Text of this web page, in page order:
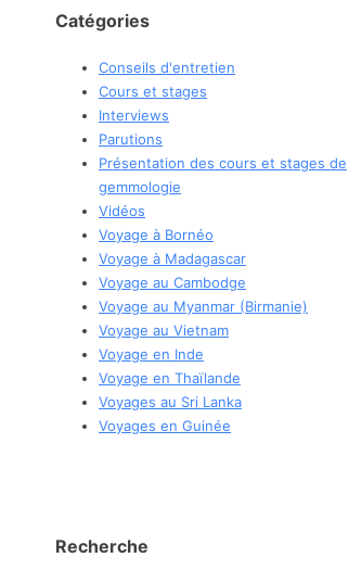
Catégories
Conseils d'entretien
Cours et stages
Interviews
Parutions
Présentation des cours et stages de
gemmologie
Vidéos
Voyage à Bornéo
Voyage à Madagascar
Voyage au Cambodge
Voyage au Myanmar (Birmanie)
Voyage au Vietnam
Voyage en Inde
Voyage en Thaïlande
Voyages au Sri Lanka
Voyages en Guinée
Recherche